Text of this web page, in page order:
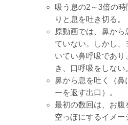
吸う息の2～3倍の時
りと息を吐き切る。
原動画では、鼻か
ていない。しかし、
いてい鼻呼吸であり
き、口呼吸をしない
鼻から息を吐く（鼻
ーを返す出口）。
最初の数回は、お腹
空っぽにするイメー